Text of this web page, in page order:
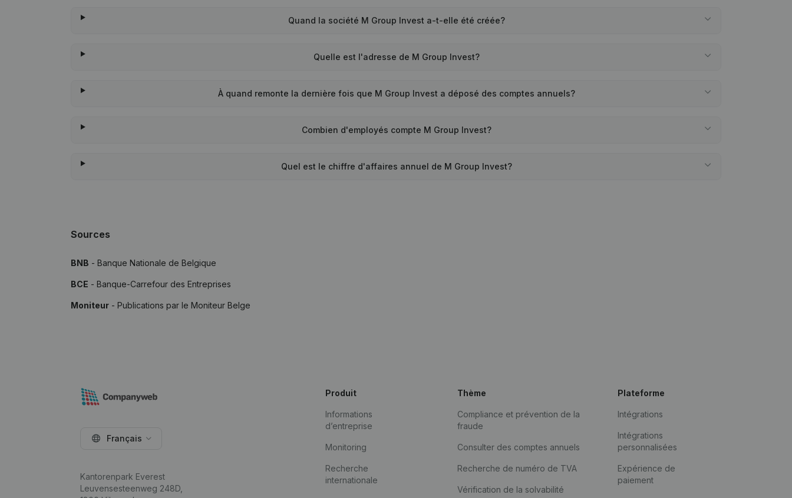
Quand la société M Group Invest a-t-elle été créée?
Quelle est l'adresse de M Group Invest?
À quand remonte la dernière fois que M Group Invest a déposé des comptes annuels?
Combien d'employés compte M Group Invest?
Quel est le chiffre d'affaires annuel de M Group Invest?
Sources
BNB - Banque Nationale de Belgique
BCE - Banque-Carrefour des Entreprises
Moniteur - Publications par le Moniteur Belge
Français
Kantorenpark Everest
Leuvensesteenweg 248D,
Produit
Informations
d’entreprise
Monitoring
Recherche
internationale
Thème
Compliance et prévention de la
fraude
Consulter des comptes annuels
Recherche de numéro de TVA
Vérification de la solvabilité
Plateforme
Intégrations
Intégrations
personnalisées
Expérience de
paiement